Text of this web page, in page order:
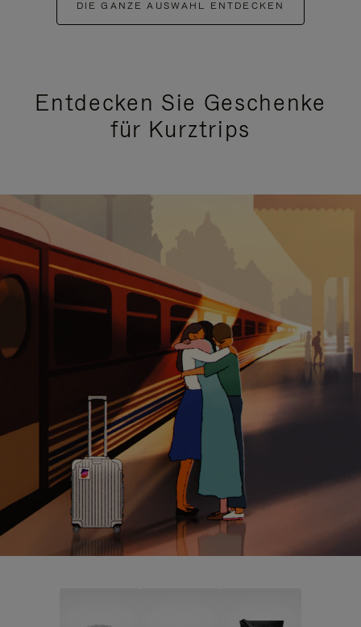
DIE GANZE AUSWAHL ENTDECKEN
Entdecken Sie Geschenke
für Kurztrips